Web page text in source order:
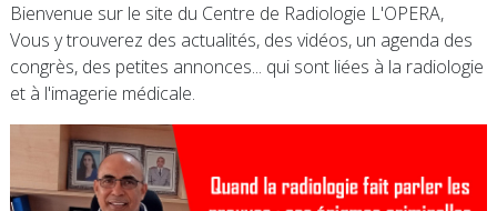
Bienvenue sur le site du Centre de Radiologie L'OPERA,
Vous y trouverez des actualités, des vidéos, un agenda des
congrès, des petites annonces... qui sont liées à la radiologie
et à l'imagerie médicale.